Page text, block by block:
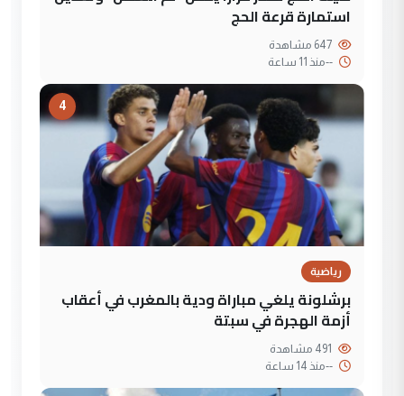
استمارة قرعة الحج
--منذ 11 ساعة
4
رياضية
برشلونة يلغي مباراة ودية بالمغرب في أعقاب
أزمة الهجرة في سبتة
--منذ 14 ساعة